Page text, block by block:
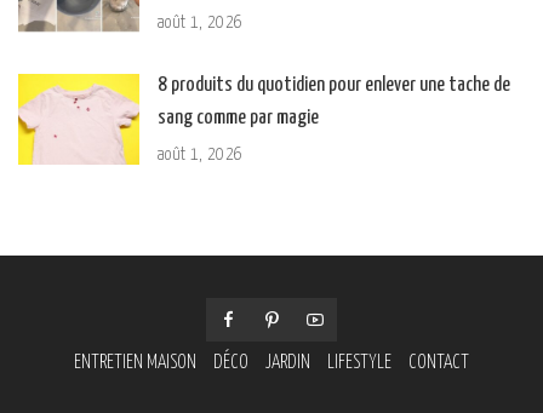
août 1, 2026
8 produits du quotidien pour enlever une tache de
sang comme par magie
août 1, 2026
ENTRETIEN MAISON DÉCO JARDIN LIFESTYLE CONTACT